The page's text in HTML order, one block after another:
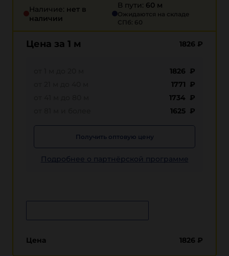
Наличие: нет в
наличии
В пути: 60 м
Ожидаются на складе
СПб: 60
Цена за 1 м 1826 ₽
1826 ₽
1771 ₽
1734 ₽
1625 ₽
Получить оптовую цену
Подробнее о партнёрской программе
Цена 1826 ₽